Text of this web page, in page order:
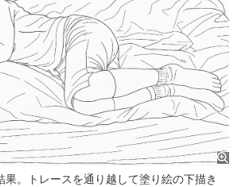
果。トレースを通り越して塗り絵の下描き